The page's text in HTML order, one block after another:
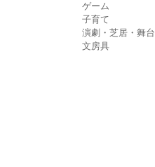
ゲーム
子育て
演劇・芝居・舞台
文房具